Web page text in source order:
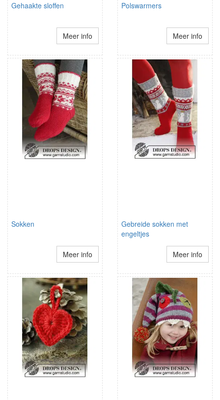
Gehaakte sloffen
Meer info
Polswarmers
Meer info
Sokken
Meer info
Gebreide sokken met
engeltjes
Meer info